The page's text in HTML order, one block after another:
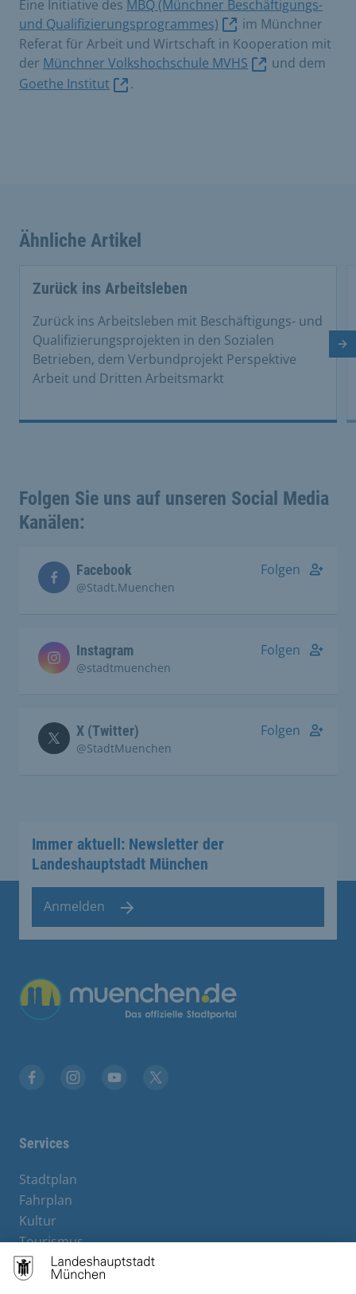
Eine Initiative des MBQ (Münchner Beschäftigungs-
und Qualifizierungsprogrammes)
im Münchner
Referat für Arbeit und Wirtschaft in Kooperation mit
der Münchner Volkshochschule MVHS
und dem
Goethe Institut
.
Ähnliche Artikel
Zurück ins Arbeitsleben
Zurück ins Arbeitsleben mit Beschäftigungs- und
Qualifizierungsprojekten in den Sozialen
Betrieben, dem Verbundprojekt Perspektive
Arbeit und Dritten Arbeitsmarkt
Folgen Sie uns auf unseren Social Media
Kanälen:
Facebook
@Stadt.Muenchen
Folgen
Instagram
@stadtmuenchen
Folgen
X (Twitter)
@StadtMuenchen
Folgen
Immer aktuell: Newsletter der
Landeshauptstadt München
Anmelden
Services
Stadtplan
Fahrplan
Kultur
Tourismus
M-Strom
Bürgerservice